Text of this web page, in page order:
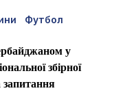
Футбол
у
збірної
запитання